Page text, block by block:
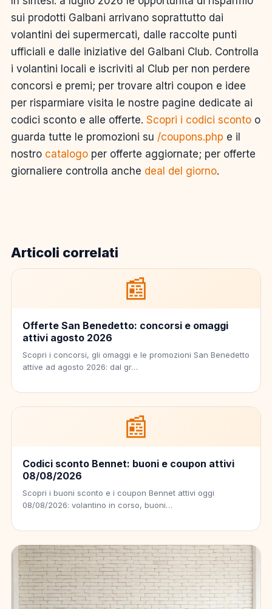
sui prodotti Galbani arrivano soprattutto dai
volantini dei supermercati, dalle raccolte punti
ufficiali e dalle iniziative del Galbani Club. Controlla
i volantini locali e iscriviti al Club per non perdere
concorsi e premi; per trovare altri coupon e idee
per risparmiare visita le nostre pagine dedicate ai
codici sconto e alle offerte. Scopri i codici sconto o
guarda tutte le promozioni su /coupons.php e il
nostro catalogo per offerte aggiornate; per offerte
giornaliere controlla anche deal del giorno.
Articoli correlati
📰
Offerte San Benedetto: concorsi e omaggi
attivi agosto 2026
Scopri i concorsi, gli omaggi e le promozioni San Benedetto
attive ad agosto 2026: dal gr…
📰
Codici sconto Bennet: buoni e coupon attivi
08/08/2026
Scopri i buoni sconto e i coupon Bennet attivi oggi
08/08/2026: volantino in corso, buoni…